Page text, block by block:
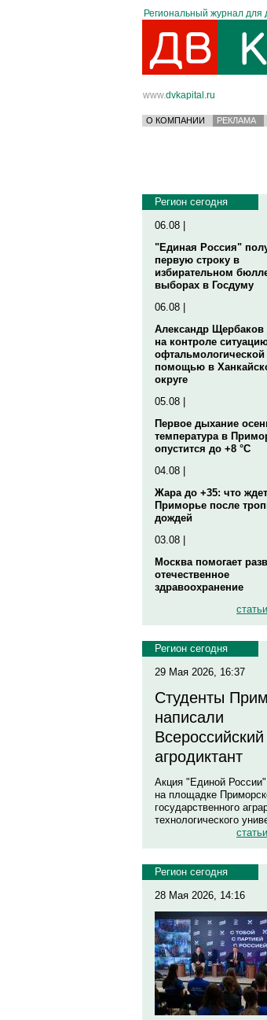
Региональный журнал для
www.dvkapital.ru
О КОМПАНИИ РЕКЛАМА
Регион сегодня
06.08 |
"Единая Россия"
первую строку в
избирательном
выборах в Госдуму
06.08 |
Александр Щербаков
на контроле
офтальмологической
помощью в
округе
05.08 |
Первое дыхание
температура в
опустится до +8 °C
04.08 |
Жара до +35: что ждет
Приморье после
дождей
03.08 |
Москва помогает
отечественное
здравоохранение
Регион сегодня
29 Мая 2026, 16:37
Студенты
написали
Всероссийский
агродиктант
Акция "Единой
на площадке
государственного
технологического
Регион сегодня
28 Мая 2026, 14:16